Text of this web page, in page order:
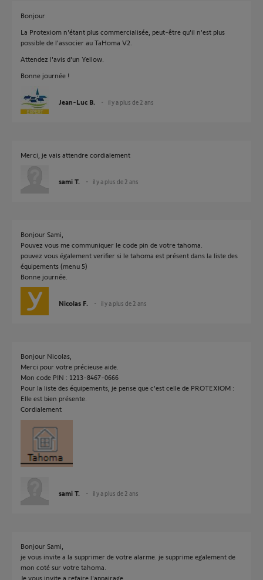
Bonjour
La Protexiom n'étant plus commercialisée, peut-être qu'il n'est plus
possible de l'associer au TaHoma V2.
Attendez l'avis d'un Yellow.
Bonne journée !
Jean-Luc B. il y a plus de 2 ans
Merci, je vais attendre cordialement
sami T. il y a plus de 2 ans
Bonjour Sami,
Pouvez vous me communiquer le code pin de votre tahoma.
pouvez vous également verifier si le tahoma est présent dans la liste des
équipements (menu 5)
Bonne journée.
Nicolas F. il y a plus de 2 ans
Bonjour Nicolas,
Merci pour votre précieuse aide.
Mon code PIN : 1213-8467-0666
Pour la liste des équipements, je pense que c'est celle de PROTEXIOM :
Elle est bien présente.
Cordialement
sami T. il y a plus de 2 ans
Bonjour Sami,
je vous invite a la supprimer de votre alarme. je supprime egalement de
mon coté sur votre tahoma.
Je vous invite a refaire l'appairage.